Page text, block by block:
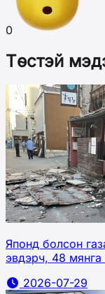
0
Төстэй
Японд болсон
эвдэрч, 48
2026-07-29